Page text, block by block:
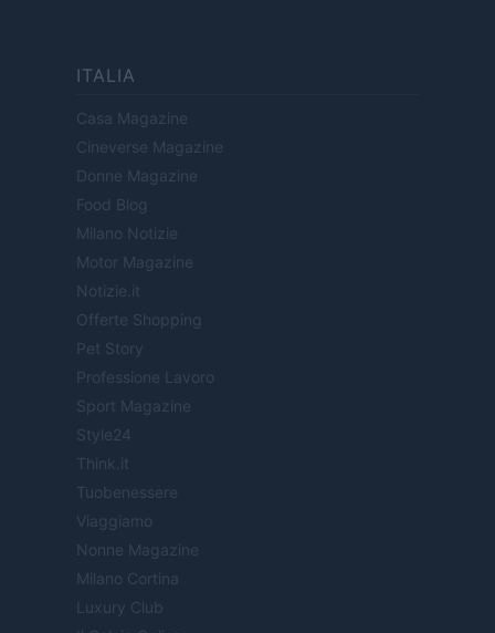
ITALIA
Casa Magazine
Cineverse Magazine
Donne Magazine
Food Blog
Milano Notizie
Motor Magazine
Notizie.it
Offerte Shopping
Pet Story
Professione Lavoro
Sport Magazine
Style24
Think.it
Tuobenessere
Viaggiamo
Nonne Magazine
Milano Cortina
Luxury Club